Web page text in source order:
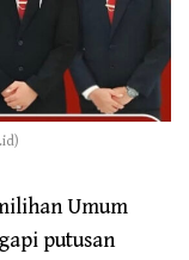
Umum
putusan